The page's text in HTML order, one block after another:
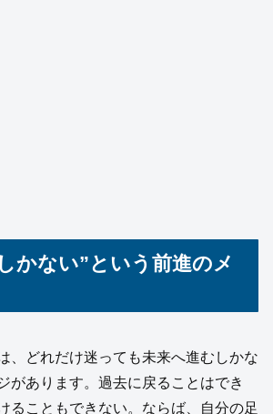
かない”という前進のメ
、どれだけ迷っても未来へ進むしかな
があります。過去に戻ることはでき
ることもできない。ならば、自分の足